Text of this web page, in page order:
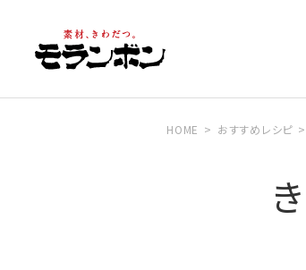
HOME おすすめレシピ